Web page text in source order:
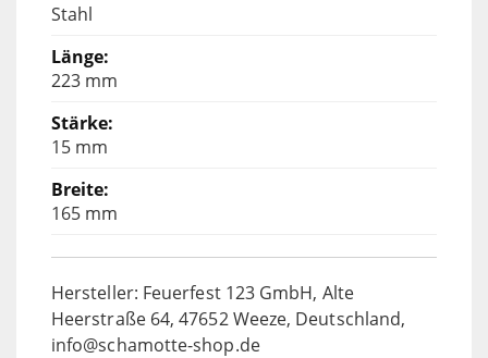
Stahl
223 mm
15 mm
165 mm
Hersteller: Feuerfest 123 GmbH, Alte
Heerstraße 64, 47652 Weeze, Deutschland,
info@schamotte-shop.de